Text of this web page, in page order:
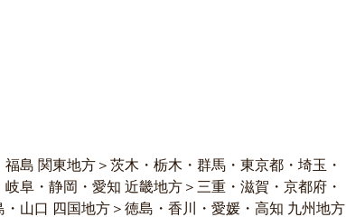
島 関東地方＞茨木・栃木・群馬・東京都・埼玉・
阜・静岡・愛知 近畿地方＞三重・滋賀・京都府・
山口 四国地方＞徳島・香川・愛媛・高知 九州地方